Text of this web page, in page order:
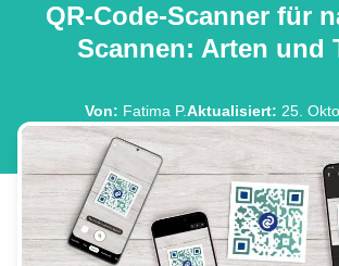
QR-Code-Scanner für
Scannen: Arten und
Von: Fatima P.Aktualisiert: 25.